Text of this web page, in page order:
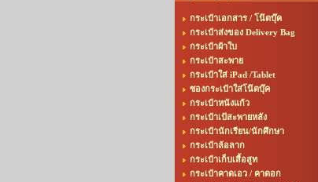
กระเป๋าเอกสาร / โน๊ตบุ๊ค
กระเป๋าส่งของ Delivery Bag
กระเป๋าผ้าใบ
กระเป๋าสะพาย
กระเป๋าใส่ iPad /Tablet
ซองกระเป๋าใส่โน๊ตบุ๊ค
กระเป๋าหนังแก้ว
กระเป๋าเป้สะพายหลัง
กระเป๋านักเรียน/นักศึกษา
กระเป๋าล้อลาก
กระเป๋าเก็บเสื้อสูท
กระเป๋าคาดเอว / คาดอก